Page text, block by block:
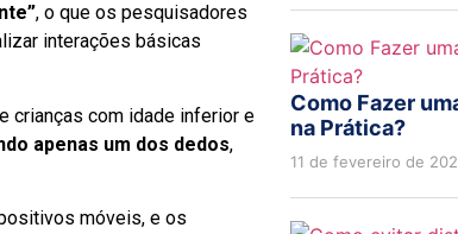
, o que os pesquisadores
interações básicas
crianças com idade inferior e
apenas um dos dedos,
móveis, e os
Como Fazer
na Prática?
11 de fevereiro de